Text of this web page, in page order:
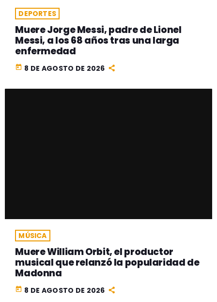
DEPORTES
Muere Jorge Messi, padre de Lionel
Messi, a los 68 años tras una larga
enfermedad
today 8 DE AGOSTO DE 2026
MÚSICA
Muere William Orbit, el productor
musical que relanzó la popularidad de
Madonna
today 8 DE AGOSTO DE 2026